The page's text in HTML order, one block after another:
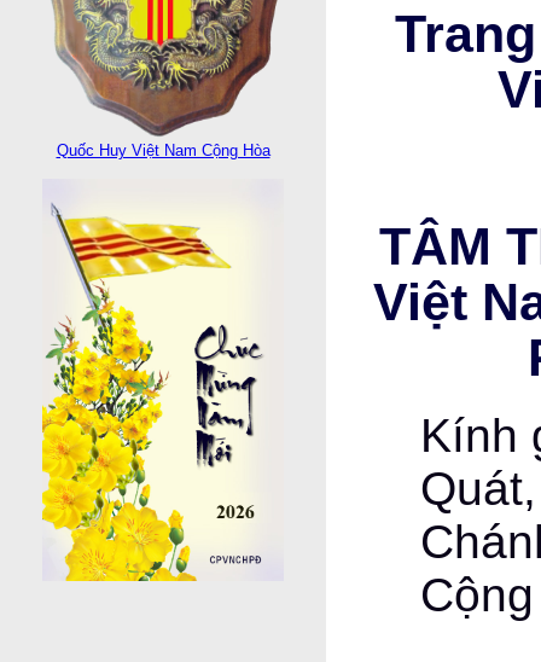
Quốc Huy Việt Nam Cộng Hòa
TÂM
Việt
Kính
Quát,